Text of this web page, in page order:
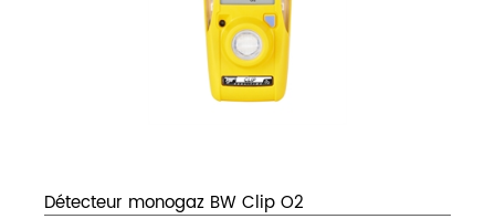
Détecteur monogaz BW Clip O2